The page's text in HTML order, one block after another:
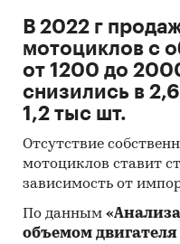
В 2022 г
мотоциклов с
от 1200 до
снизились в
1,2 тыс шт.
Отсутствие
мотоциклов ставит
зависимость от
По данным
объемом двигателя